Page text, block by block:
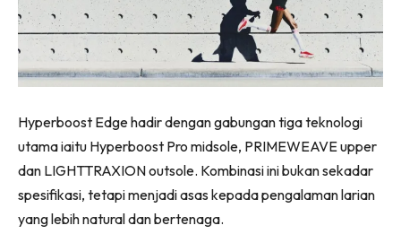
Hyperboost Edge hadir dengan gabungan tiga teknologi
utama iaitu Hyperboost Pro midsole, PRIMEWEAVE upper
dan LIGHTTRAXION outsole. Kombinasi ini bukan sekadar
spesifikasi, tetapi menjadi asas kepada pengalaman larian
yang lebih natural dan bertenaga.